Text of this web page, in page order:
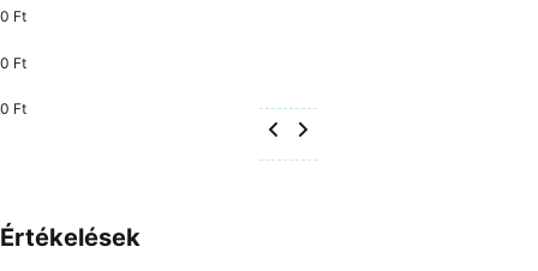
0 Ft
0 Ft
0 Ft
Értékelések